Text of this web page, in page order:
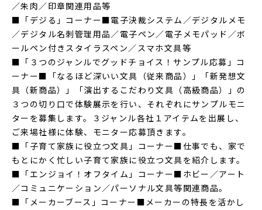
／朱肉／印章関連用品等
■「デジる」コーナー■電子決裁システム／デジタルメモ
／デジタル名刺管理用品／電子ペン／電子メモパッド／ボ
ールペン付きスタイラスペン／スマホ文具等
■「３つのジャンルでグッドチョイス！サンプル応募」コ
ーナー■「なるほど深いい文具（従来商品）」「新発想文
具（新商品）」「演出するこだわり文具（高級商品）」の
３つの切り口で体験展示を行い、それぞれにサンプルモニ
ターを募集します。３ジャンル各社１アイテムを出展し、
ご来場社様に体験、モニター応募頂きます。
■「子育て家族に役立つ文具」コーナー■仕事でも、家で
もとにかく忙しい子育て家族に役立つ文具を紹介します。
■「エンジョイ！オフタイム」コーナー■ホビー／アート
／コミュニケーション／パーソナル文具等関連商品。
■「メーカーブース」コーナー■メーカーの特長を活かし